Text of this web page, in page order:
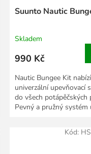
Suunto Nautic
Skladem
990 Kč
Nautic Bungee Kit
univerzální upevňovací
do všech potápěčských
Pevný a pružný systém
Kód: